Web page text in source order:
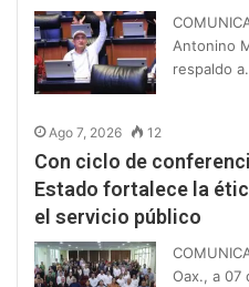
Antonino
respaldo
Ago 7, 2026 12
Con ciclo de
Estado fortalece la
el servicio público
Oax., a 07